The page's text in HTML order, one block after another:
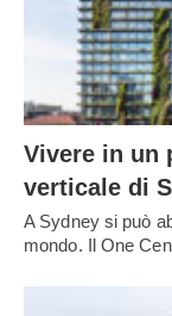
Vivere in un
verticale di
A Sydney si può
mondo. Il One